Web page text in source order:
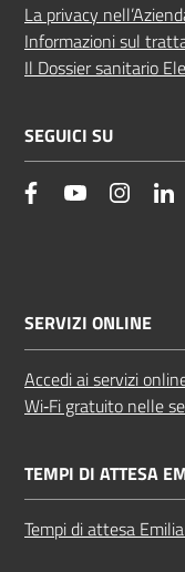
La privacy
Informazioni sul
Il Dossier sanitario
SEGUICI SU
facebookYouTube
SERVIZI ONLINE
Accedi ai servizi
Wi‑Fi gratuito nelle
TEMPI DI ATTESA
Tempi di attesa